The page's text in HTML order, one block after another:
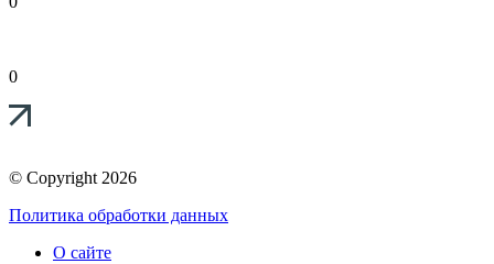
0
© Copyright 2026
Политика обработки данных
О сайте